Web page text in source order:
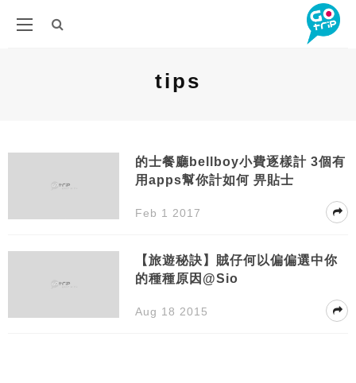
tips
的士餐廳bellboy小費逐樣計 3個有
用apps幫你計如何 畀貼士
Feb 1 2017
【旅遊秘訣】賊仔何以偏偏選中你
的種種原因@Sio
Aug 18 2015